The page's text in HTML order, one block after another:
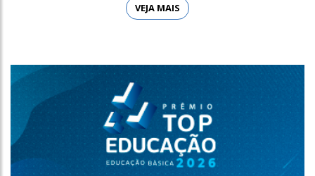
VEJA MAIS